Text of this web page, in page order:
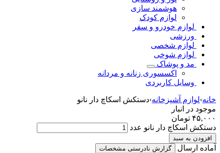
هوشمند سازی
لوازم کودک
لوازم خودرو و سفر
ورزشی
لوازم شخصی
لوازم شوخی
مد و پوشاک
اکسسوری زنانه و مردانه
وسایل کاربردی
خانه›لوازم آشپزخانه›دستکش اسکاچ دار نانو
موجود در انبار
۴۵,۰۰۰ تومان
دستکش اسکاچ دار نانو عدد
افزودن به سبد
آماده ارسال گزارش نادرستی مشخصات